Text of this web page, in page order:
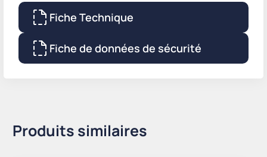
Fiche Technique
Fiche de données de sécurité
Produits similaires